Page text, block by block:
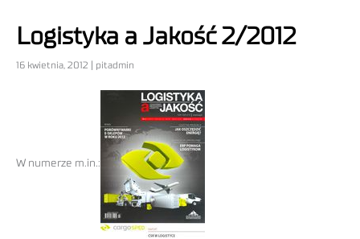
Logistyka a Jakość 2/2012
16 kwietnia, 2012 | pitadmin
W numerze m.in.: